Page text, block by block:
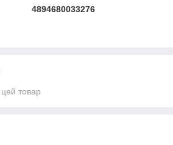
4894680033276
товар